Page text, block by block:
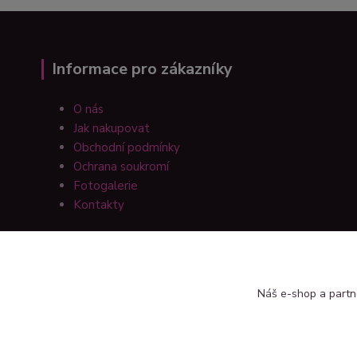
Informace pro zákazníky
O nás
Jak nakupovat
Obchodní podmínky
Ochrana soukromí
Fotogalerie
Kontakty
Náš e-shop a